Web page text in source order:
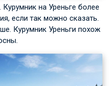
на Уреньге более
если так можно сказать.
Курумник Уреньги похож